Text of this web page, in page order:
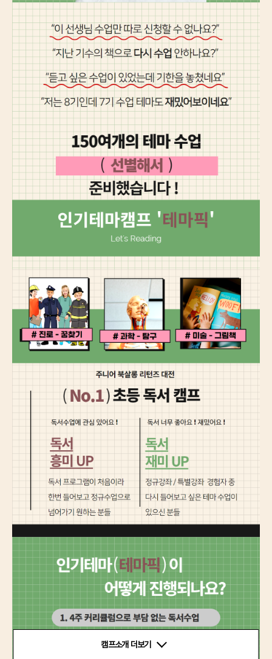
캠프소개 더보기